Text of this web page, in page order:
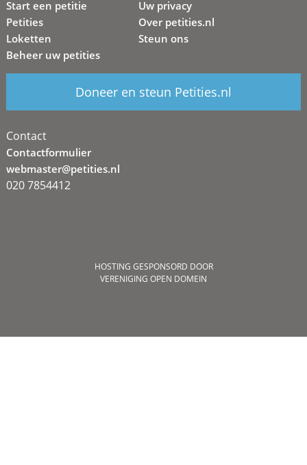
Start een petitie
Petities
Loketten
Beheer uw petities
Uw privacy
Over petities.nl
Steun ons
Doneer en steun Petities.nl
Contact
Contactformulier
webmaster@petities.nl
020 7854412
HOSTING GESPONSORD DOOR
VERENIGING OPEN DOMEIN